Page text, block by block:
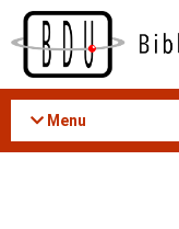
Acessar
conteúdo
Menu